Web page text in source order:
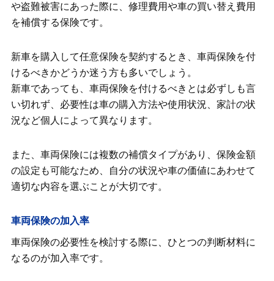
ット
新車購入時に車両保険の加入をおすすめ
するケース
新車購入時に車両保険に加入しなくても
新車に車両保険を付けられないケース
新車の車両保険金額の決め方
新車で車両保険に加入しながら保険料を
抑えるポイント
新車購入後に車両保険を見直すタイミン
や盗難被害にあった際に、修理費用や車の買い替え費用
を補償する保険です。
新車を購入して任意保険を契約するとき、車両保険を付
けるべきかどうか迷う方も多いでしょう。
新車であっても、車両保険を付けるべきとは必ずしも言
い切れず、必要性は車の購入方法や使用状況、家計の状
況など個人によって異なります。
また、車両保険には複数の補償タイプがあり、保険金額
の設定も可能なため、自分の状況や車の価値にあわせて
適切な内容を選ぶことが大切です。
車両保険の加入率
車両保険の必要性を検討する際に、ひとつの判断材料に
なるのが加入率です。